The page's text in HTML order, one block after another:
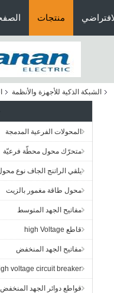
منتجات
الشبكة الذكية للأجهزة والأنظمة
المحولات الفرعية المدمجة
متحرّك محول محطّة فرعيّة
يلقي الراتنج الجاف نوع
محول طاقة مغمور بالزيت
مفاتيح الجهد المتوسط
قاطع high Voltage
مفاتيح الجهد المنخفض
voltage circuit breaker
قواطع دوائر الجهد المنخفض